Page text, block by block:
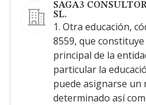
SAGA3
SL.
1. Otra educación,
8559, que
principal de la
particular la
puede asignarse un
determinado así